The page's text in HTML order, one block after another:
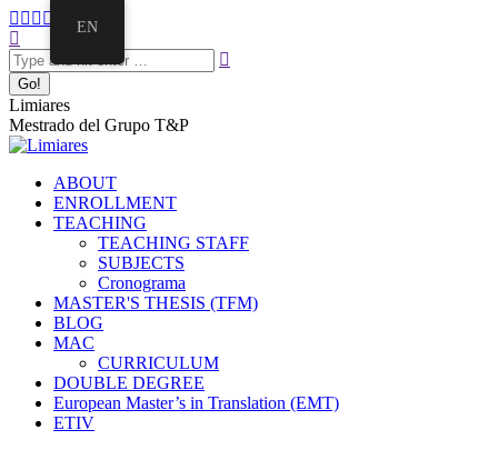
Skip
to
content
Facebook
opens
in
new
window
Twitter
opens
in
new
window
Mail
opens
in
new
window
Instagram
page
in
window
Linkedin
page
in
window
Search:
Limiares
Mestrado del Grupo T&P
ABOUT
ENROLLMENT
TEACHING
TEACHING STAFF
SUBJECTS
Cronograma
MASTER'S THESIS (TFM)
BLOG
MAC
CURRICULUM
DOUBLE DEGREE
European Master’s in Translation (EMT)
ETIV
EN